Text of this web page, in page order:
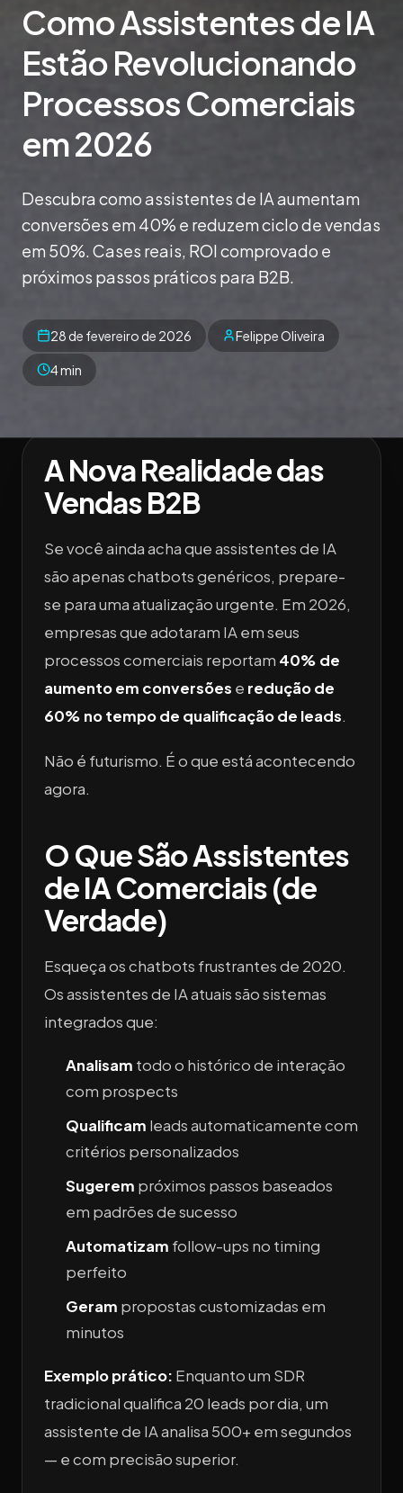
Como Assistentes de IA
Estão Revolucionando
Processos Comerciais
em 2026
Descubra como assistentes de IA aumentam
conversões em 40% e reduzem ciclo de vendas
em 50%. Cases reais, ROI comprovado e
próximos passos práticos para B2B.
28 de fevereiro de 2026 Felippe Oliveira
4 min
A Nova Realidade das
Vendas B2B
Se você ainda acha que assistentes de IA
são apenas chatbots genéricos, prepare-
se para uma atualização urgente. Em 2026,
empresas que adotaram IA em seus
processos comerciais reportam 40% de
aumento em conversões e redução de
60% no tempo de qualificação de leads.
Não é futurismo. É o que está acontecendo
agora.
O Que São Assistentes
de IA Comerciais (de
Verdade)
Esqueça os chatbots frustrantes de 2020.
Os assistentes de IA atuais são sistemas
integrados que:
Analisam todo o histórico de interação
com prospects
Qualificam leads automaticamente com
critérios personalizados
Sugerem próximos passos baseados
em padrões de sucesso
Automatizam follow-ups no timing
perfeito
Geram propostas customizadas em
minutos
Exemplo prático: Enquanto um SDR
tradicional qualifica 20 leads por dia, um
assistente de IA analisa 500+ em segundos
— e com precisão superior.